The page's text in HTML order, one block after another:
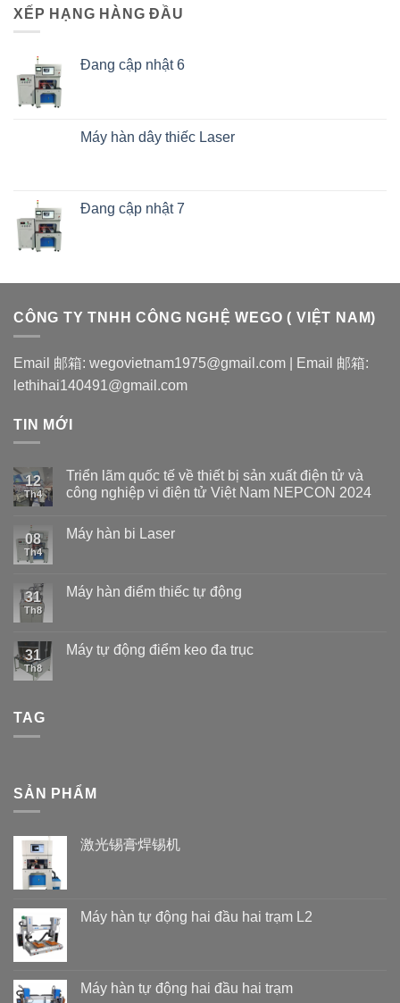
XẾP HẠNG HÀNG ĐẦU
Đang cập nhật 6
Máy hàn dây thiếc Laser
Đang cập nhật 7
CÔNG TY TNHH CÔNG NGHỆ WEGO ( VIỆT NAM)
Email 邮箱: wegovietnam1975@gmail.com | Email 邮箱:
lethihai140491@gmail.com
TIN MỚI
12
Th4
Triển lãm quốc tế về thiết bị sản xuất điện tử và
công nghiệp vi điện tử Việt Nam NEPCON 2024
08
Th4
Máy hàn bi Laser
31
Th8
Máy hàn điểm thiếc tự động
31
Th8
Máy tự động điểm keo đa trục
TAG
SẢN PHẨM
激光锡膏焊锡机
Máy hàn tự động hai đầu hai trạm L2
Máy hàn tự động hai đầu hai trạm